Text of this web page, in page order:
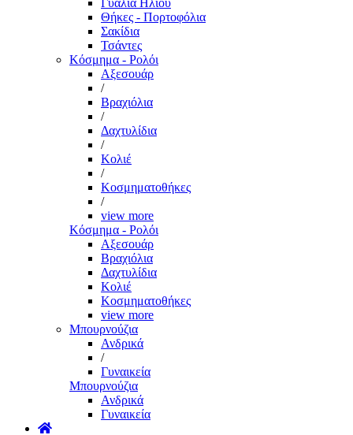
Γυαλιά Ηλίου
Θήκες - Πορτοφόλια
Σακίδια
Τσάντες
Κόσμημα - Ρολόι
Αξεσουάρ
/
Βραχιόλια
/
Δαχτυλίδια
/
Κολιέ
/
Κοσμηματοθήκες
/
view more
Κόσμημα - Ρολόι
Αξεσουάρ
Βραχιόλια
Δαχτυλίδια
Κολιέ
Κοσμηματοθήκες
view more
Μπουρνούζια
Ανδρικά
/
Γυναικεία
Μπουρνούζια
Ανδρικά
Γυναικεία